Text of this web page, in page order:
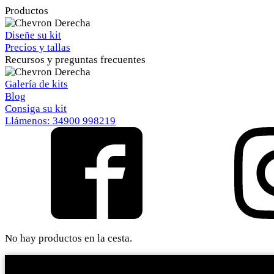
Productos
Diseñe su kit
Precios y tallas
Recursos y preguntas frecuentes
Galería de kits
Blog
Consiga su kit
Llámenos: 34900 998219
No hay productos en la cesta.